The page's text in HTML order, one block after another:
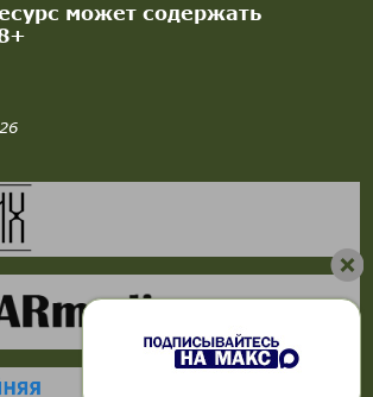
может содержать